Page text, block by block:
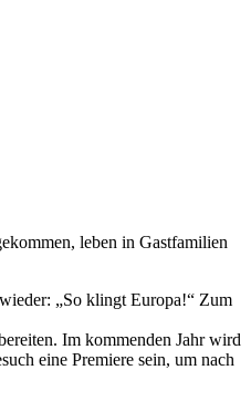
leben in Gastfamilien
„So klingt Europa!“ Zum
Im kommenden Jahr wird
eine Premiere sein, um nach